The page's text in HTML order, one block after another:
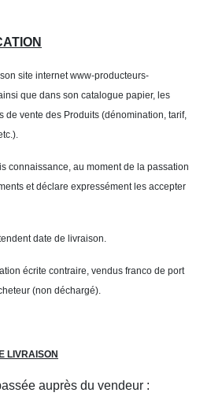
site internet www-producteurs-
que dans son catalogue papier, les
de vente des Produits (dénomination, tarif,
connaissance, au moment de la passation
et déclare expressément les accepter
date de livraison.
écrite contraire, vendus franco de port
(non déchargé).
LIVRAISON
auprès du vendeur :